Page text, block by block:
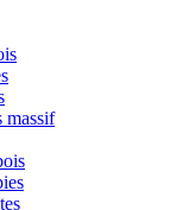
massif